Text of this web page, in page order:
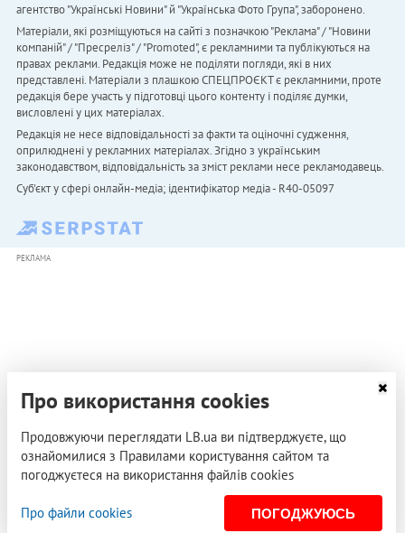
агентство "Українськi Новини" й "Українська Фото Група", заборонено.
Матеріали, які розміщуються на сайті з позначкою "Реклама" / "Новини
компаній" / "Пресреліз" / "Promoted", є рекламними та публікуються на
правах реклами. Редакція може не поділяти погляди, які в них
представлені. Матеріали з плашкою СПЕЦПРОЄКТ є рекламними, проте
редакція бере участь у підготовці цього контенту і поділяє думки,
висловлені у цих матеріалах.
Редакція не несе відповідальності за факти та оціночні судження,
оприлюднені у рекламних матеріалах. Згідно з українським
законодавством, відповідальність за зміст реклами несе рекламодавець.
Cуб'єкт у сфері онлайн-медіа; ідентифікатор медіа - R40-05097
РЕКЛАМА
Про використання cookies
Продовжуючи переглядати LB.ua ви підтверджуєте, що
ознайомилися з Правилами користування сайтом та
погоджуєтеся на використання файлів cookies
Про файли cookies ПОГОДЖУЮСЬ